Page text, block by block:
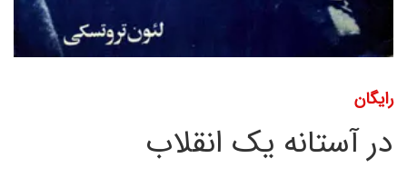
رایگان
در آستانه یک انقلاب